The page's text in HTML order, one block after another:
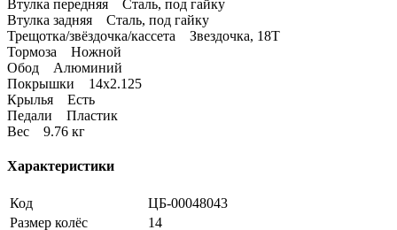
Втулка передняя Сталь, под гайку
Втулка задняя Сталь, под гайку
Трещотка/звёздочка/кассета Звездочка, 18Т
Тормоза Ножной
Обод Алюминий
Покрышки 14х2.125
Крылья Есть
Педали Пластик
Вес 9.76 кг
Характеристики
Код
ЦБ-00048043
Размер колёс
14